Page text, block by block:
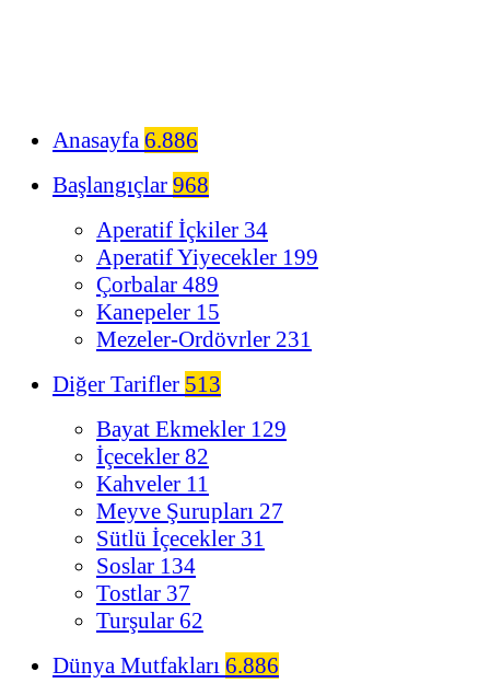
Anasayfa 6.886
Başlangıçlar 968
Aperatif İçkiler 34
Aperatif Yiyecekler 199
Çorbalar 489
Kanepeler 15
Mezeler-Ordövrler 231
Diğer Tarifler 513
Bayat Ekmekler 129
İçecekler 82
Kahveler 11
Meyve Şurupları 27
Sütlü İçecekler 31
Soslar 134
Tostlar 37
Turşular 62
Dünya Mutfakları 6.886